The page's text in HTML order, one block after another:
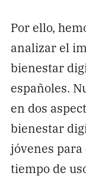
Por ello,
analizar el
bienestar
españoles.
en dos
bienestar
jóvenes
tiempo de